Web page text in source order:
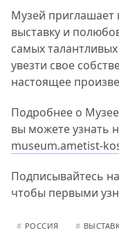
Музей приглашает
выставку и
самых
увезти свое
настоящее
Подробнее о
вы можете узнать
museum.ametist-
Подписывайтесь
чтобы первыми
# РОССИЯ #